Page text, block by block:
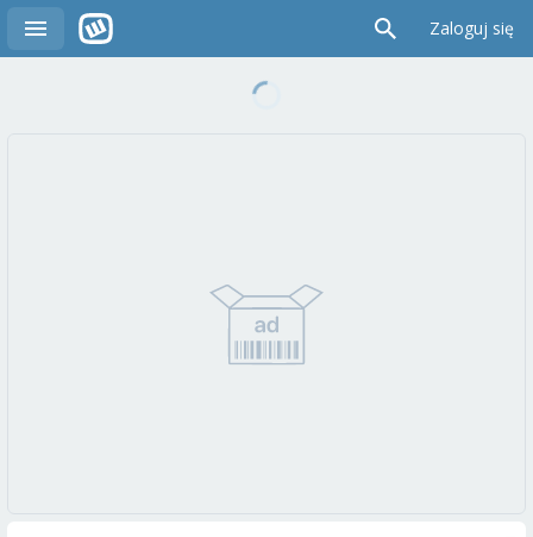
Zaloguj się